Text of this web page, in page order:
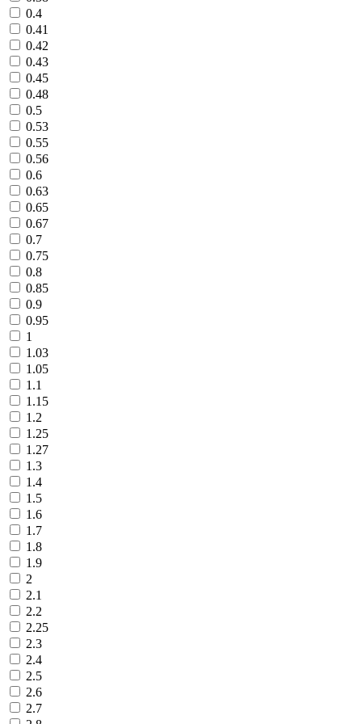
0.4
0.41
0.42
0.43
0.45
0.48
0.5
0.53
0.55
0.56
0.6
0.63
0.65
0.67
0.7
0.75
0.8
0.85
0.9
0.95
1
1.03
1.05
1.1
1.15
1.2
1.25
1.27
1.3
1.4
1.5
1.6
1.7
1.8
1.9
2
2.1
2.2
2.25
2.3
2.4
2.5
2.6
2.7